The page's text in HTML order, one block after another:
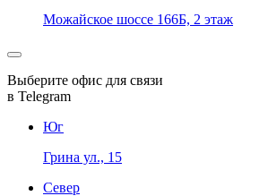
Можайское шоссе 166Б, 2 этаж
Выберите офис для связи
в Telegram
Юг
Грина ул., 15
Север